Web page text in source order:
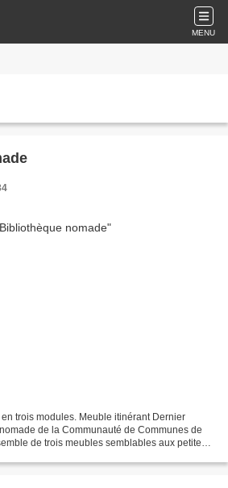
MENU
trois modules. Meuble itinérant Dernier
de la Communauté de Communes de
de trois meubles semblables aux petites